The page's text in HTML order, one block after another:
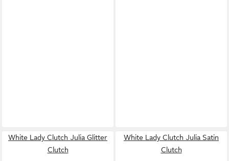
White Lady Clutch Julia Glitter
Clutch
White Lady Clutch Julia Satin
Clutch